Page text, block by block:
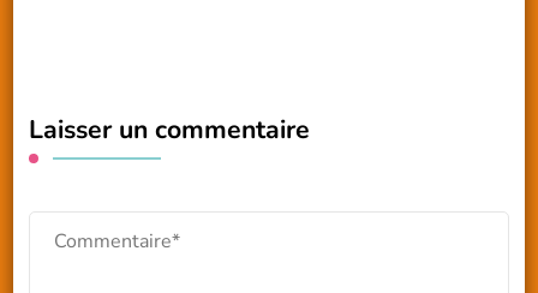
Laisser un commentaire